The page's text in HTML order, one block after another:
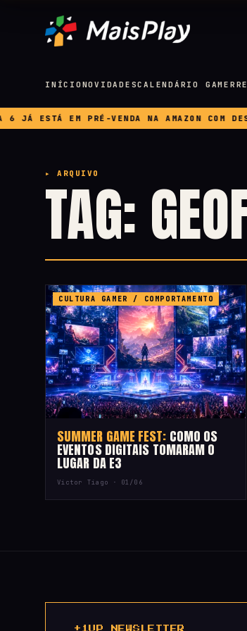
INÍCIO NOVIDADESCALENDÁRIO GAMER
ESTÁ EM PRÉ-VENDA NA AMAZON COM
▸ ARQUIVO
TAG:
CULTURA GAMER / COMPORTAMENTO
SUMMER GAME FEST: COMO OS
EVENTOS DIGITAIS TOMARAM O
LUGAR DA E3
Victor Tiago · 01/06
+1UP NEWSLETTER